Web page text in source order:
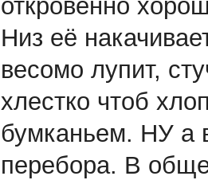
откровенно
Низ её
весомо лупит,
хлестко чтоб
бумканьем. НУ а
перебора. В